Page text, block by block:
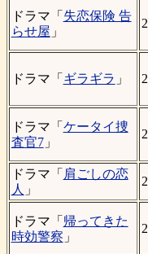
ドラマ「 失恋保険 告
らせ屋 」
ドラマ「 ギラギラ 」
ドラマ「 ケータイ捜
査官7」
ドラマ「 肩ごしの恋
人 」
ドラマ「 帰ってきた
時効警察 」